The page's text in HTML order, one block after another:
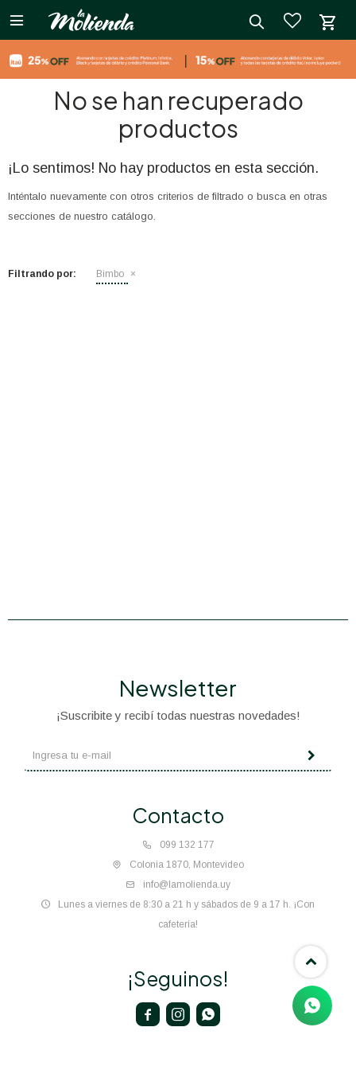

No se han recuperado
productos
¡Lo sentimos! No hay productos en esta sección.
Inténtalo nuevamente con otros criterios de filtrado o busca en otras
secciones de nuestro catálogo.
Filtrando por: Bimbo
Contacto
099 132 177
Colonia 1870, Montevideo
info@lamolienda.uy
Lunes a viernes de 8:30 a 21 h y sábados de 9 a 17 h. ¡Con
cafetería!
Newsletter
¡Suscribite y recibí todas nuestras novedades!
¡Seguinos!
  